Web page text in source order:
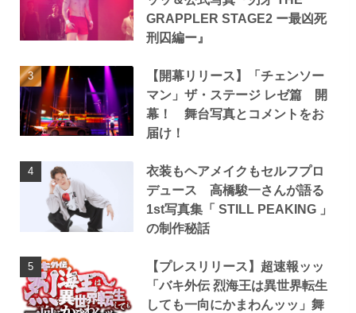
GRAPPLER STAGE2 ー最凶死
刑囚編ー』
【開幕リリース】「チェンソー
マン」ザ・ステージ レゼ篇 開
幕！ 舞台写真とコメントをお
届け！
衣装もヘアメイクもセルフプロ
デュース 高橋駿一さんが語る
1st写真集「 STILL PEAKING 」
の制作秘話
【プレスリリース】超速報ッッ
「バキ外伝 烈海王は異世界転生
しても一向にかまわんッッ」舞